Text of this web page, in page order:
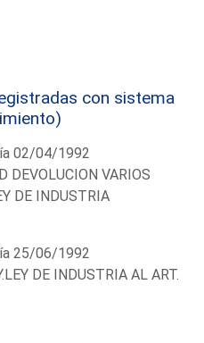
con sistema
02/04/1992
DEVOLUCION VARIOS
DE INDUSTRIA
25/06/1992
DE INDUSTRIA AL ART.